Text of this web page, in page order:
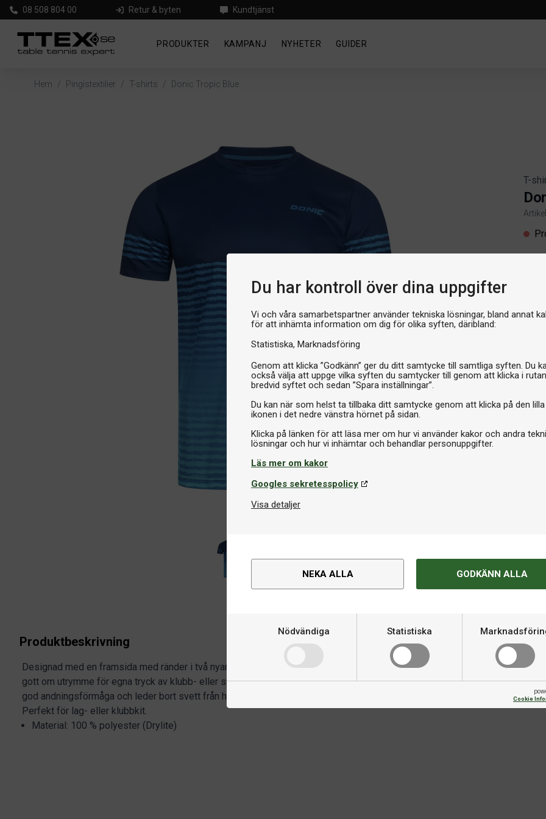
Du har kontroll över dina uppgifter
Vi och våra samarbetspartner använder tekniska lösningar, bland annat
för att inhämta information om dig för olika syften, däribland:
Statistiska Marknadsföring
Genom att klicka ”Godkänn” ger du ditt samtycke till samtliga syften. Du
också välja att uppge vilka syften du samtycker till genom att klicka i rutan
bredvid syftet och sedan ”Spara inställningar”.
Du kan när som helst ta tillbaka ditt samtycke genom att klicka på den lilla
ikonen i det nedre vänstra hörnet på sidan.
Klicka på länken för att läsa mer om hur vi använder kakor och andra
Läs mer om kakor
Googles sekretesspolicy
Visa detaljer
NEKA ALLA GODKÄNN ALLA
Nödvändiga Statistiska
Cookie
08 508 804 00 Retur & byten Kundtjänst
PRODUKTER KAMPANJ NYHETER GUIDER
Hem / Pingistextilier / T-shirts / Donic Tropic Blue
T-
Produktbeskrivning
Designad med en framsida med ränder i två nyanser och enfärgad baksida som erbjuder
gott om utrymme för egna tryck av klubb- eller sponsorloggor. Drylite-tekniken erbjuder
god andningsförmåga och leder bort svett från huden för att hålla dig torr och bekväm.
Perfekt för lag- eller klubbkit.
Material: 100 % polyester (Drylite)
Om produkten